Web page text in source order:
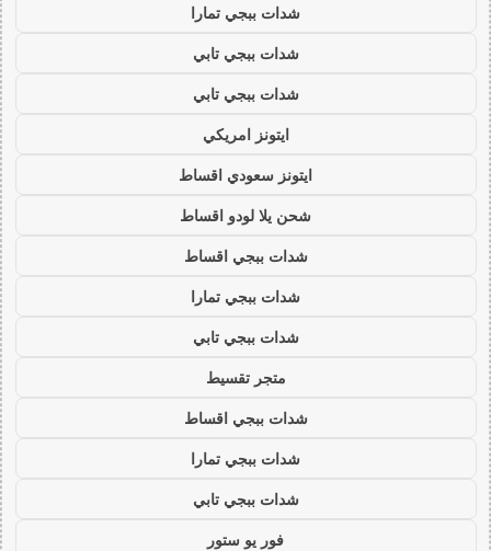
شدات ببجي تمارا
شدات ببجي تابي
شدات ببجي تابي
ايتونز امريكي
ايتونز سعودي اقساط
شحن يلا لودو اقساط
شدات ببجي اقساط
شدات ببجي تمارا
شدات ببجي تابي
متجر تقسيط
شدات ببجي اقساط
شدات ببجي تمارا
شدات ببجي تابي
فور يو ستور